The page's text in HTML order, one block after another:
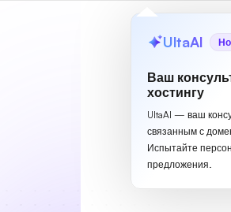
UltaAI
Ваш
хостингу
UltaAI — ваш
связанным с
Испытайте
предложения.